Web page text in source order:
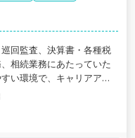
回監査、決算書・各種税
相続業務にあたっていた
い環境で、キャリアアッ
士事務所の求人です。